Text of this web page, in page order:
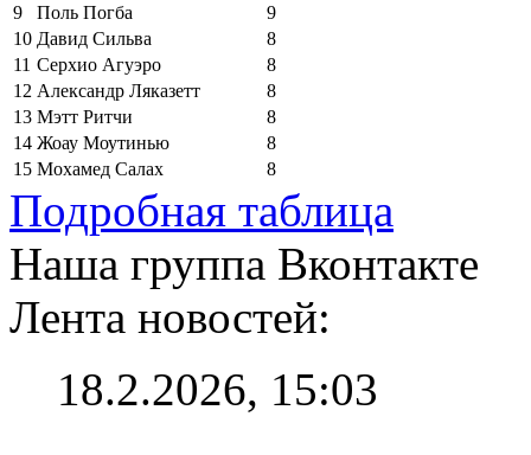
9
Поль Погба
9
10 Давид Сильва
8
11 Серхио Агуэро
8
12 Александр Ляказетт
8
13 Мэтт Ритчи
8
14 Жоау Моутинью
8
15 Мохамед Салах 8
Подробная таблица
Наша группа Вконтакте
Лента новостей:
18.2.2026, 15:03